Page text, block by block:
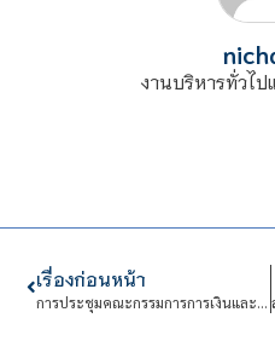
งานบริหารทั่วไป
เรื่องก่อนหน้า
การประชุมคณะกรรมการการเงินและทรัพย์สิน (กบง.) ครั้งที่ 75 (10/ปีงบประมาณ พ.ศ.2568)